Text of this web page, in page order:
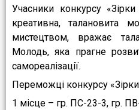
Учасники конкурсу
креативна, талановита
мистецтвом, вражає
Молодь, яка прагне
самореалізації.
Переможці конкурсу
1 місце – гр. ПС-23-3, гр.